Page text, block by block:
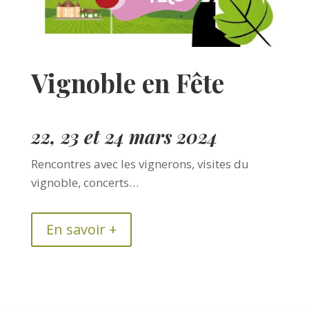
Vignoble en Fête
22, 23 et 24 mars 2024
Rencontres avec les vignerons, visites du
vignoble, concerts…
En savoir +